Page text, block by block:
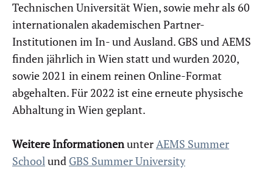
Technischen Universität Wien, sowie mehr als 60
internationalen akademischen Partner-
Institutionen im In- und Ausland. GBS und AEMS
finden jährlich in Wien statt und wurden 2020,
sowie 2021 in einem reinen Online-Format
abgehalten. Für 2022 ist eine erneute physische
Abhaltung in Wien geplant.
Weitere InformationenunterAEMS Summer
Schoolund GBS Summer University